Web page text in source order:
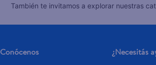
También te invitamos a explorar nuestras
Conócenos ¿Necesitás